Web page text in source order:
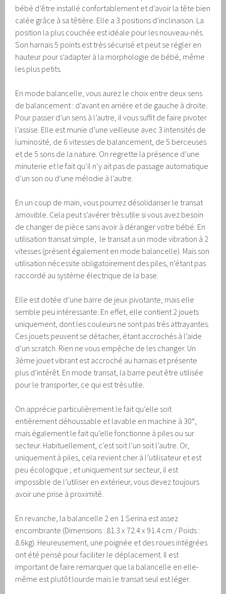
bébé d’être installé confortablement et d’avoir la tête bien
calée grâce à sa têtière. Elle a 3 positions d’inclinaison. La
position la plus couchée est idéale pour les nouveau-nés.
Son harnais 5 points est très sécurisé et peut se régler en
hauteur pour s’adapter à la morphologie de bébé, même
les plus petits.
En mode balancelle, vous aurez le choix entre deux sens
de balancement : d’avant en arrière et de gauche à droite.
Pour passer d’un sens à l’autre, il vous suffit de faire pivoter
l’assise. Elle est munie d’une veilleuse avec 3 intensités de
luminosité, de 6 vitesses de balancement, de 5 berceuses
et de 5 sons de la nature. On regrette la présence d’une
minuterie et le fait qu’il n’y ait pas de passage automatique
d’un son ou d’une mélodie à l’autre.
En un coup de main, vous pourrez désolidariser le transat
amovible. Cela peut s’avérer très utile si vous avez besoin
de changer de pièce sans avoir à déranger votre bébé. En
utilisation transat simple, le transat a un mode vibration à 2
vitesses (présent également en mode balancelle). Mais son
utilisation nécessite obligatoirement des piles, n’étant pas
raccordé au système électrique de la base.
Elle est dotée d’une barre de jeux pivotante, mais elle
semble peu intéressante. En effet, elle contient 2 jouets
uniquement, dont les couleurs ne sont pas très attrayantes.
Ces jouets peuvent se détacher, étant accrochés à l’aide
d’un scratch. Rien ne vous empêche de les changer. Un
3ème jouet vibrant est accroché au harnais et présente
plus d’intérêt. En mode transat, la barre peut être utilisée
pour le transporter, ce qui est très utile.
On apprécie particulièrement le fait qu’elle soit
entièrement déhoussable et lavable en machine à 30°,
mais également le fait qu’elle fonctionne à piles ou sur
secteur. Habituellement, c’est soit l’un soit l’autre. Or,
uniquement à piles, cela revient cher à l’utilisateur et est
peu écologique ; et uniquement sur secteur, il est
impossible de l’utiliser en extérieur, vous devez toujours
avoir une prise à proximité.
En revanche, la balancelle 2 en 1 Serina est assez
encombrante (Dimensions : 81.3 x 72.4 x 91.4 cm / Poids :
8.6kg). Heureusement, une poignée et des roues intégrées
ont été pensé pour faciliter le déplacement. Il est
important de faire remarquer que la balancelle en elle-
même est plutôt lourde mais le transat seul est léger.